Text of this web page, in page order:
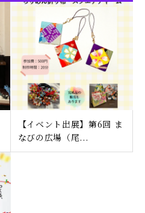
【イベント出展】第6回 ま
なびの広場（尾...